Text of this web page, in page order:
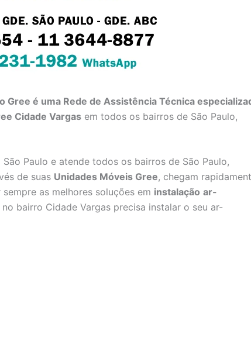
é uma Rede de Assistência Técnica
Cidade Vargas em todos os bairros de São Paulo,
Paulo e atende todos os bairros de São Paulo,
de suas Unidades Móveis Gree, chegam
as melhores soluções em instalação ar-
bairro Cidade Vargas precisa instalar o seu ar-